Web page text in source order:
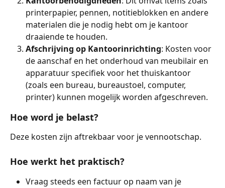
printerpapier, pennen, notitieblokken en andere
materialen die je nodig hebt om je kantoor
draaiende te houden.
Afschrijving op Kantoorinrichting: Kosten voor
de aanschaf en het onderhoud van meubilair en
apparatuur specifiek voor het thuiskantoor
(zoals een bureau, bureaustoel, computer,
printer) kunnen mogelijk worden afgeschreven.
Hoe word je belast?
Deze kosten zijn aftrekbaar voor je vennootschap.
Hoe werkt het praktisch?
Vraag steeds een factuur op naam van je